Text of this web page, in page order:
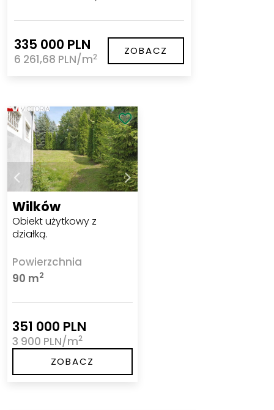
335 000 PLN
6 261,68 PLN/m2 ZOBACZ
Wilków
Obiekt użytkowy z
działką.
Powierzchnia
90 m2
351 000 PLN
3 900 PLN/m2
ZOBACZ